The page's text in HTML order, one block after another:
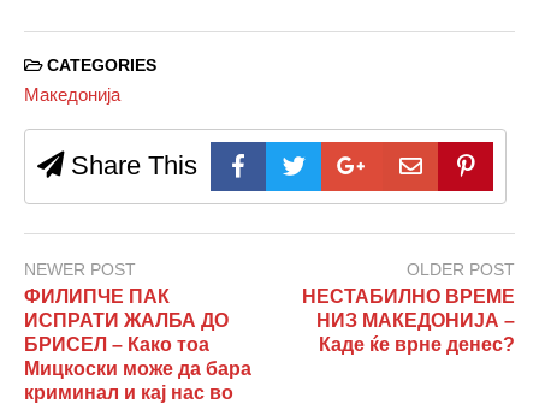
CATEGORIES
Македонија
Share This
NEWER POST
ФИЛИПЧЕ ПАК
ИСПРАТИ ЖАЛБА ДО
БРИСЕЛ – Како тоа
Мицкоски може да бара
криминал и кај нас во
OLDER POST
НЕСТАБИЛНО ВРЕМЕ
НИЗ МАКЕДОНИЈА –
Каде ќе врне денес?